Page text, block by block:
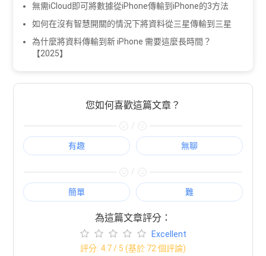
無需iCloud即可將數據從iPhone傳輸到iPhone的3方法
如何在沒有智慧開關的情況下將資料從三星傳輸到三星
為什麼將資料傳輸到新 iPhone 需要這麼長時間？
【2025】
您如何喜歡這篇文章？
/
有趣 無聊
/
簡單 難
為這篇文章評分：
Excellent
評分: 4.7/ 5 (基於 72 個評論)